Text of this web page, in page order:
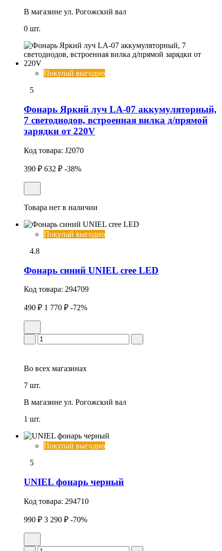
В магазине ул. Рогожский вал
0 шт.
Покупай выгодно
5
Фонарь Яркий луч LA-07 аккумуляторный,
7 светодиодов, встроенная вилка д/прямой
зарядки от 220V
Код товара: J2070
390 ₽ 632 ₽ -38%
Товара нет в наличии
Покупай выгодно
4.8
Фонарь синий UNIEL cree LED
Код товара: 294709
490 ₽ 1 770 ₽ -72%
Во всех магазинах
7 шт.
В магазине ул. Рогожский вал
1 шт.
Покупай выгодно
5
UNIEL фонарь черный
Код товара: 294710
990 ₽ 3 290 ₽ -70%